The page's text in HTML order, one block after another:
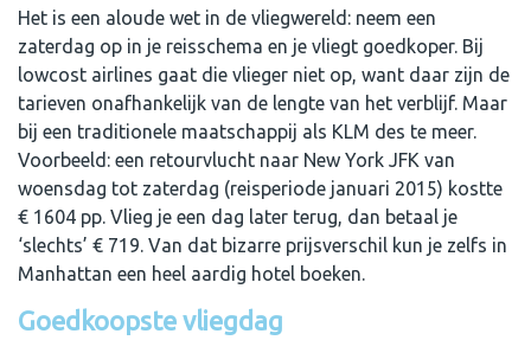
Het is een aloude wet in de vliegwereld: neem een
zaterdag op in je reisschema en je vliegt goedkoper. Bij
lowcost airlines gaat die vlieger niet op, want daar zijn de
tarieven onafhankelijk van de lengte van het verblijf. Maar
bij een traditionele maatschappij als KLM des te meer.
Voorbeeld: een retourvlucht naar New York JFK van
woensdag tot zaterdag (reisperiode januari 2015) kostte
€ 1604 pp. Vlieg je een dag later terug, dan betaal je
‘slechts’ € 719. Van dat bizarre prijsverschil kun je zelfs in
Manhattan een heel aardig hotel boeken.
Goedkoopste vliegdag